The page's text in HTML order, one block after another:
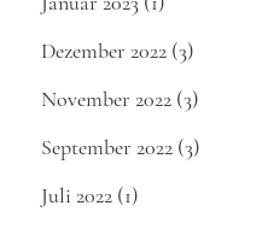
Dezember 2022 (3)
November 2022 (3)
September 2022 (3)
Juli 2022 (1)